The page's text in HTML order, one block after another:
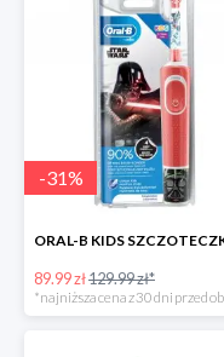
-31%
89.99 zł129.99 zł*